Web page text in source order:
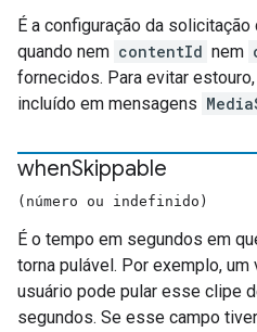
É a configuração da solicitação
quando nem contentId nem
fornecidos. Para evitar
incluído em mensagens
whenSkippable
(número ou indefinido)
É o tempo em segundos em
torna pulável. Por exemplo, um
usuário pode pular esse clipe
segundos. Se esse campo